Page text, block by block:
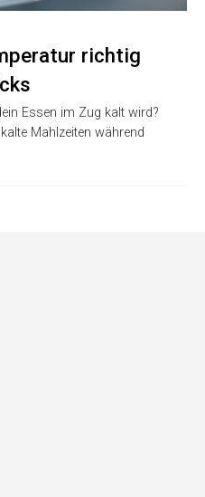
richtig
Essen im Zug kalt wird?
Mahlzeiten während